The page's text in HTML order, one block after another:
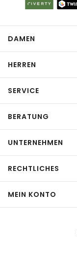
DAMEN
HERREN
SERVICE
BERATUNG
UNTERNEHMEN
RECHTLICHES
MEIN KONTO